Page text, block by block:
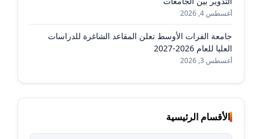
أغسطس 4, 2026
جامعة الفرات الأوسط تعلن المقاعد الشاغرة للدراسات
العليا للعام 2026-2027
أغسطس 3, 2026
الأقسام الرئيسية